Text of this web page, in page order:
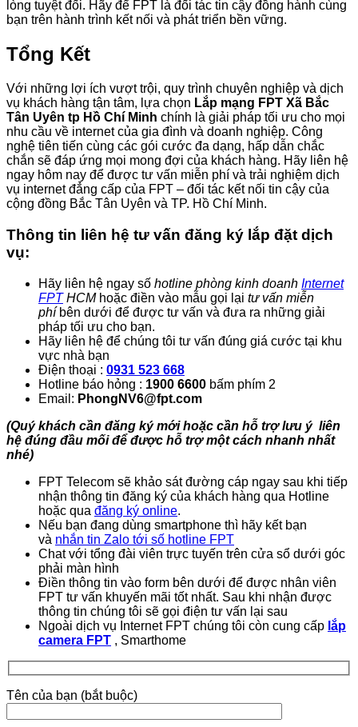
lòng tuyệt đối. Hãy để FPT là đối tác tin cậy đồng hành cùng
bạn trên hành trình kết nối và phát triển bền vững.
Tổng Kết
Với những lợi ích vượt trội, quy trình chuyên nghiệp và dịch
vụ khách hàng tận tâm, lựa chọn Lắp mạng FPT Xã Bắc
Tân Uyên tp Hồ Chí Minh chính là giải pháp tối ưu cho mọi
nhu cầu về internet của gia đình và doanh nghiệp. Công
nghệ tiên tiến cùng các gói cước đa dạng, hấp dẫn chắc
chắn sẽ đáp ứng mọi mong đợi của khách hàng. Hãy liên hệ
ngay hôm nay để được tư vấn miễn phí và trải nghiệm dịch
vụ internet đẳng cấp của FPT – đối tác kết nối tin cậy của
cộng đồng Bắc Tân Uyên và TP. Hồ Chí Minh.
Thông tin liên hệ tư vấn đăng ký lắp đặt dịch
vụ:
Hãy liên hệ ngay số hotline phòng kinh doanh Internet
FPTHCMhoặc điền vào mẫu gọi lại tư vấn miễn
phíbên dưới để được tư vấn và đưa ra những giải
pháp tối ưu cho bạn.
Hãy liên hệ để chúng tôi tư vấn đúng giá cước tại khu
vực nhà bạn
Điện thoại : 0931 523 668
Hotline báo hỏng : 1900 6600 bấm phím 2
Email: PhongNV6@fpt.com
(Quý khách cần đăng ký mới hoặc cần hỗ trợ lưu ý liên
hệ đúng đầu mối để được hỗ trợ một cách nhanh nhất
nhé)
FPT Telecom sẽ khảo sát đường cáp ngay sau khi tiếp
nhận thông tin đăng ký của khách hàng qua Hotline
hoặc qua đăng ký online.
Nếu bạn đang dùng smartphone thì hãy kết bạn
và nhắn tin Zalo tới số hotline FPT
Chat với tổng đài viên trực tuyến trên cửa sổ dưới góc
phải màn hình
Điền thông tin vào form bên dưới để được nhân viên
FPT tư vấn khuyến mãi tốt nhất. Sau khi nhận được
thông tin chúng tôi sẽ gọi điện tư vấn lại sau
Ngoài dịch vụ Internet FPT chúng tôi còn cung cấp lắp
camera FPT , Smarthome
Tên của bạn (bắt buộc)